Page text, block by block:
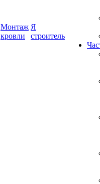
Монтаж
Я